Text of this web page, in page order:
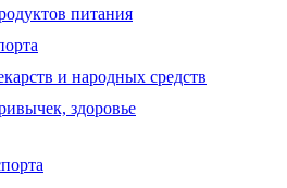
питания
и народных средств
здоровье